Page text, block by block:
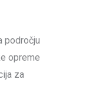
področju
opreme
za